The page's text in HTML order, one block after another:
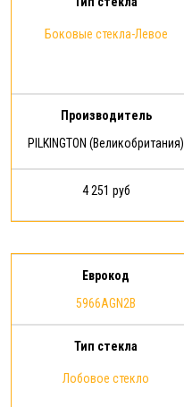
Боковые стекла-Левое
Производитель
PILKINGTON (Великобритания)
4 251 руб
Еврокод
5966AGN2B
Тип стекла
Лобовое стекло